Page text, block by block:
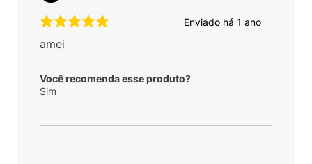
Enviado há 1 ano
amei
Você recomenda esse produto?
Sim